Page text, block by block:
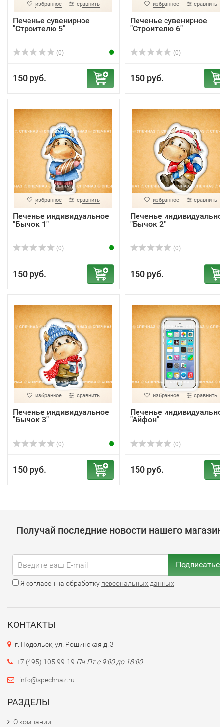
избранное сравнить
Печенье сувенирное
"Строителю 5"
(0)
150 руб.
избранное сравнить
Печенье сувенирное
"Строителю 6"
(0)
150 руб.
избранное сравнить
Печенье индивидуальное
"Бычок 1"
(0)
150 руб.
избранное сравнить
Печенье
"Бычок 2"
(0)
150 руб.
избранное сравнить
Печенье индивидуальное
"Бычок 3"
(0)
150 руб.
избранное сравнить
Печенье
"Айфон"
(0)
150 руб.
Получай последние новости нашего
Я согласен на обработку персональных данных
КОНТАКТЫ
г. Подольск, ул. Рощинская д. 3
+7 (495) 105-99-19 Пн-Пт с 9:00 до 18:00
info@spechnaz.ru
РАЗДЕЛЫ
О компании